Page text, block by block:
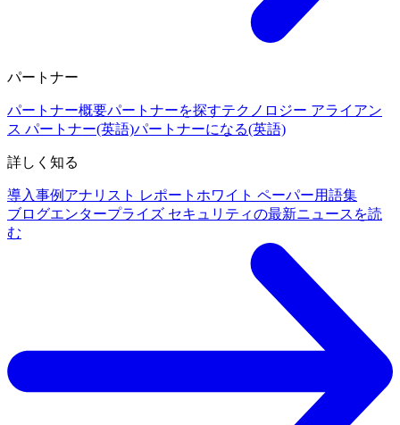
パートナー
パートナー概要パートナーを探すテクノロジー アライアン
ス パートナー(英語)パートナーになる(英語)
詳しく知る
導入事例 アナリスト レポート ホワイト ペーパー用語集
ブログエンタープライズ セキュリティの最新ニュースを読
む